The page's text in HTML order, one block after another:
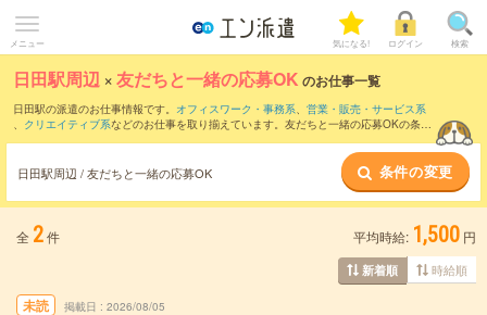
メニュー 気になる! ログイン 検索
日田駅周辺 ×友だちと一緒の応募OK のお仕事一覧
日田駅の派遣のお仕事情報です。 オフィスワーク・事務系、 営業・販売・サービス系
、 クリエイティブ系などのお仕事を取り揃えています。友だちと一緒の応募OKの条件
日田駅周辺 / 友だちと一緒の応募OK 条件の変更
全 2件 平均時給: 1,500 円
新着順 時給順
未読 掲載日 2026/08/05